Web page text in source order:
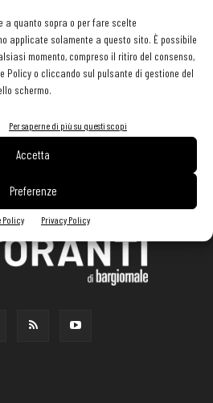
a quanto sopra o per fare scelte
applicate solamente a questo sito. È possibile
momento, compreso il ritiro del consenso,
Policy o cliccando sul pulsante di gestione del
schermo.
Per saperne di più su questi scopi
Accetta
Preferenze
Policy Privacy Policy